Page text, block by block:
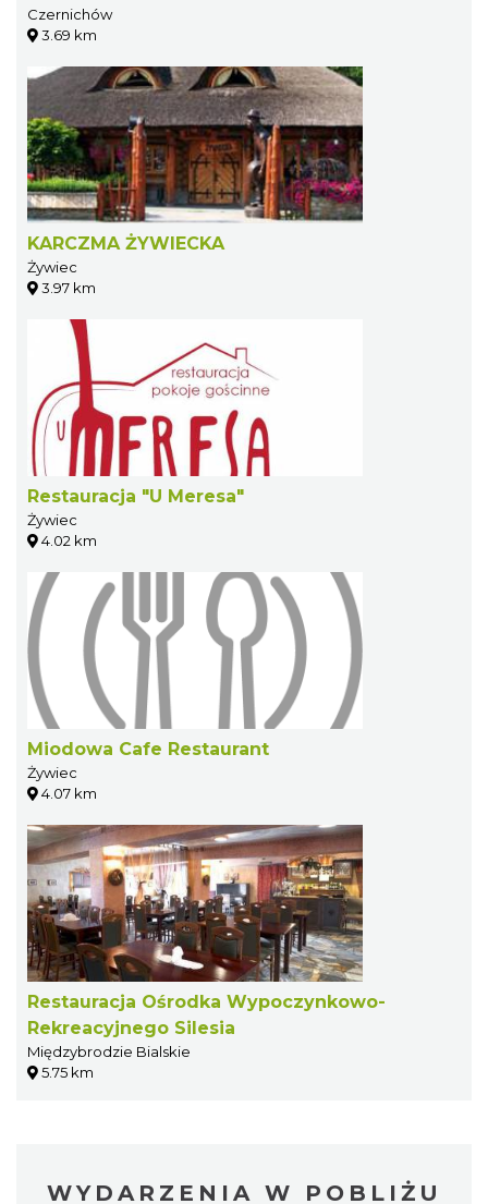
Czernichów
3.69 km
KARCZMA ŻYWIECKA
Żywiec
3.97 km
Restauracja "U Meresa"
Żywiec
4.02 km
Miodowa Cafe Restaurant
Żywiec
4.07 km
Restauracja Ośrodka Wypoczynkowo-
Rekreacyjnego Silesia
Międzybrodzie Bialskie
5.75 km
WYDARZENIA W POBLIŻU